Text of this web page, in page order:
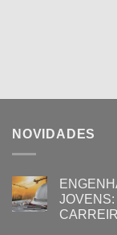
NOVIDADES